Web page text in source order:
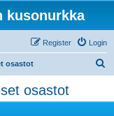
kusonurkka
Login
Register
osastot
osastot